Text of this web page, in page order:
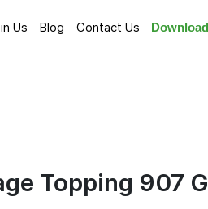
Us Blog Contact Us
Topping 907